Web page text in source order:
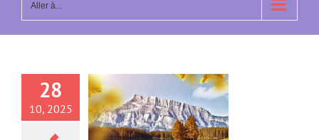
Aller à...
28
10, 2025
de la